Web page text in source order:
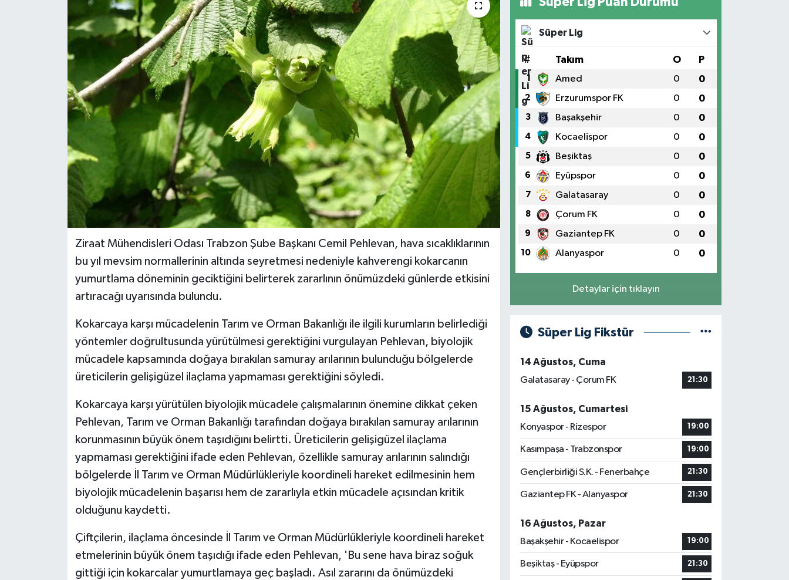
Ziraat Mühendisleri Odası Trabzon Şube Başkanı Cemil Pehlevan, hava sıcaklıklarının
bu yıl mevsim normallerinin altında seyretmesi nedeniyle kahverengi kokarcanın
yumurtlama döneminin geciktiğini belirterek zararlının önümüzdeki günlerde etkisini
artıracağı uyarısında bulundu.
Kokarcaya karşı mücadelenin Tarım ve Orman Bakanlığı ile ilgili kurumların belirlediği
yöntemler doğrultusunda yürütülmesi gerektiğini vurgulayan Pehlevan, biyolojik
mücadele kapsamında doğaya bırakılan samuray arılarının bulunduğu bölgelerde
üreticilerin gelişigüzel ilaçlama yapmaması gerektiğini söyledi.
Kokarcaya karşı yürütülen biyolojik mücadele çalışmalarının önemine dikkat çeken
Pehlevan, Tarım ve Orman Bakanlığı tarafından doğaya bırakılan samuray arılarının
korunmasının büyük önem taşıdığını belirtti. Üreticilerin gelişigüzel ilaçlama
yapmaması gerektiğini ifade eden Pehlevan, özellikle samuray arılarının salındığı
bölgelerde İl Tarım ve Orman Müdürlükleriyle koordineli hareket edilmesinin hem
biyolojik mücadelenin başarısı hem de zararlıyla etkin mücadele açısından kritik
olduğunu kaydetti.
Çiftçilerin, ilaçlama öncesinde İl Tarım ve Orman Müdürlükleriyle koordineli hareket
etmelerinin büyük önem taşıdığı ifade eden Pehlevan, 'Bu sene hava biraz soğuk
gittiği için kokarcalar yumurtlamaya geç başladı. Asıl zararını da önümüzdeki
Süper Lig
# Takım O P
1 Amed 0 0
2 Erzurumspor FK 0 0
3 Başakşehir 0 0
4 Kocaelispor 0 0
5 Beşiktaş 0 0
6 Eyüpspor 0 0
7 Galatasaray 0 0
8 Çorum FK 0 0
9 Gaziantep FK 0 0
10 Alanyaspor 0 0
Detaylar için tıklayın
Süper Lig Fikstür
14 Ağustos, Cuma
Galatasaray - Çorum FK
21:30
15 Ağustos, Cumartesi
Konyaspor - Rizespor
19:00
Kasımpaşa - Trabzonspor 19:00
Gençlerbirliği S.K. - Fenerbahçe 21:30
Gaziantep FK - Alanyaspor 21:30
16 Ağustos, Pazar
Başakşehir - Kocaelispor
19:00
Beşiktaş - Eyüpspor 21:30
ÖZEL HABER
RÖPORTAJLAR
SAĞLIK
SİYASET